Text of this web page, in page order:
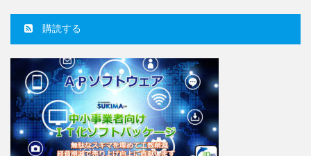
購読する